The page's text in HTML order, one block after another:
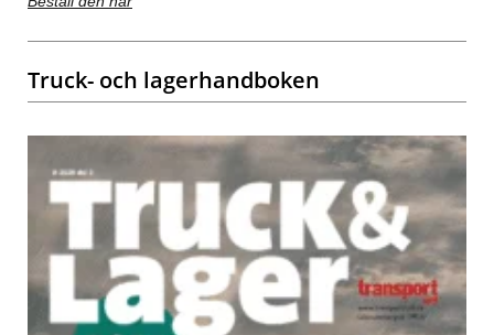
Truck- och lagerhandboken